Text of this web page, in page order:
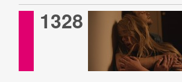
1328